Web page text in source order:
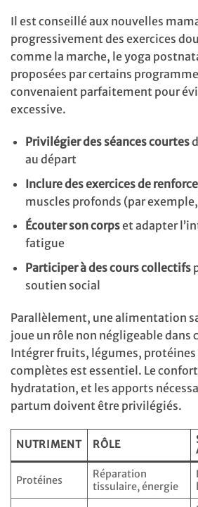
Il est conseillé aux nouvelles
progressivement des exercices
comme la marche, le yoga
proposées par certains
convenaient parfaitement pour
excessive.
Privilégier des séances courtes
au départ
Inclure des exercices de
muscles profonds (par
Écouter son corpset adapter
fatigue
Participer à des cours collectifs
soutien social
Parallèlement, une alimentation
joue un rôle non négligeable dans
Intégrer fruits, légumes, protéines
complètes est essentiel. Le
hydratation, et les apports
partum doivent être privilégiés.
NUTRIMENT RÔLE
Protéines
Réparation
tissulaire, énergie